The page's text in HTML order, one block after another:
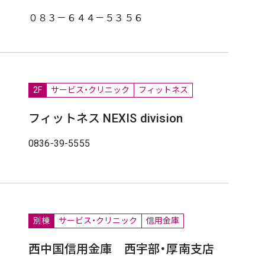
０８３－６４４－５３５６
2F サービス・クリニック フィットネス
フィットネス NEXIS division
0836-39-5555
別棟 サービス・クリニック 信用金庫
西中国信用金庫 西宇部・厚南支店